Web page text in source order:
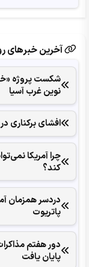
آخرین خبرهای
شکست پروژه
نوین غرب آسیا
افشای برکناری
چرا آمریکا
کند؟
دردسر همزمان
پاتریوت
دور هفتم
پایان یافت